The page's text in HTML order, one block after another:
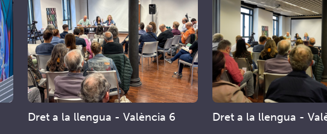
Dret a la llengua - València 6 Dret a la llengua -